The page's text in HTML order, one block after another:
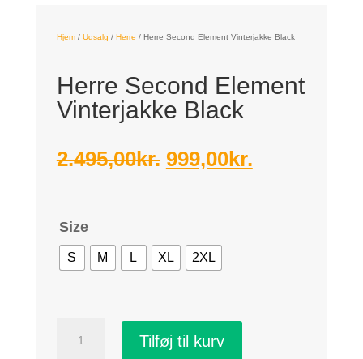
Hjem/ Udsalg / Herre / Herre Second Element Vinterjakke Black
Herre Second Element
Vinterjakke Black
2.495,00kr. Den
2.495,00kr..
999,00kr.Den
Size
S M L XL 2XL
Tilføj til kurv